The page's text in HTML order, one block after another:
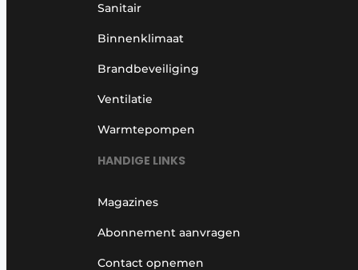
Sanitair
Binnenklimaat
Brandbeveiliging
Ventilatie
Warmtepompen
HANDIGE LINKS
Magazines
Abonnement aanvragen
Contact opnemen